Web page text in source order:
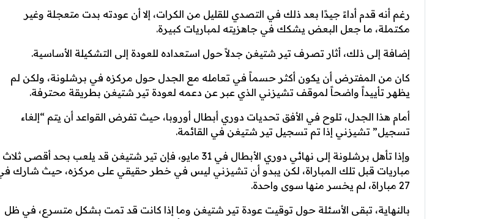
رغم أنه قدم أداءً جيدًا بعد ذلك في التصدي للقليل من الكرات، إلا أن عودته بدت متعجلة وغير
مكتملة، ما جعل البعض يشكك في جاهزيته لمباريات كبيرة.
إضافة إلى ذلك، أثار تصرف تير شتيغن جدلاً حول استعداده للعودة إلى التشكيلة الأساسية.
كان من المفترض أن يكون أكثر حسماً في تعامله مع الجدل حول مركزه في برشلونة، ولكن لم
يظهر تأييداً واضحاً لموقف تشيزني الذي عبر عن دعمه لعودة تير شتيغن بطريقة محترفة.
أمام هذا الجدل، تلوح في الأفق تحديات دوري أبطال أوروبا، حيث تفرض القواعد أن يتم “إلغاء
تسجيل” تشيزني إذا تم تسجيل تير شتيغن في القائمة.
وإذا تأهل برشلونة إلى نهائي دوري الأبطال في 31 مايو، فإن تير شتيغن قد يلعب بحد أقصى ثلاث
مباريات قبل تلك المباراة، لكن يبدو أن تشيزني ليس في خطر حقيقي على مركزه، حيث شارك
27 مباراة، لم يخسر منها سوى واحدة.
بالنهاية، تبقى الأسئلة حول توقيت عودة تير شتيغن وما إذا كانت قد تمت بشكل متسرع، في ظل